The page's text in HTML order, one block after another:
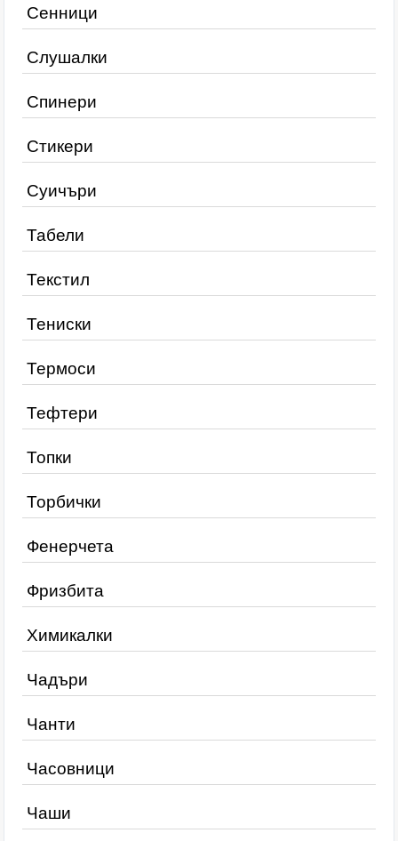
Сенници
Слушалки
Спинери
Стикери
Суичъри
Табели
Текстил
Тениски
Термоси
Тефтери
Топки
Торбички
Фенерчета
Фризбита
Химикалки
Чадъри
Чанти
Часовници
Чаши